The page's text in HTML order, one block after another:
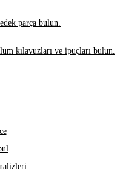
parça bulun.
kılavuzları ve ipuçları bulun.